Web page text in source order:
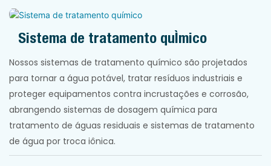
Sistema de tratamento químico
Nossos sistemas de tratamento químico são projetados
para tornar a água potável, tratar resíduos industriais e
proteger equipamentos contra incrustações e corrosão,
abrangendo sistemas de dosagem química para
tratamento de águas residuais e sistemas de tratamento
de água por troca iônica.